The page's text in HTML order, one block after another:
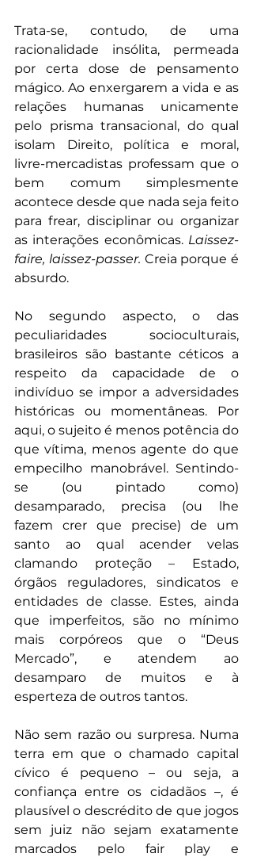
Trata-se, contudo, de uma
racionalidade insólita, permeada
por certa dose de pensamento
mágico. Ao enxergarem a vida e as
relações humanas unicamente
pelo prisma transacional, do qual
isolam Direito, política e moral,
livre-mercadistas professam que o
bem comum simplesmente
acontece desde que nada seja feito
para frear, disciplinar ou organizar
as interações econômicas. Laissez-
faire, laissez-passer. Creia porque é
absurdo.
No segundo aspecto, o das
peculiaridades socioculturais,
brasileiros são bastante céticos a
respeito da capacidade de o
indivíduo se impor a adversidades
históricas ou momentâneas. Por
aqui, o sujeito é menos potência do
que vítima, menos agente do que
empecilho manobrável. Sentindo-
se (ou pintado como)
desamparado, precisa (ou lhe
fazem crer que precise) de um
santo ao qual acender velas
clamando proteção – Estado,
órgãos reguladores, sindicatos e
entidades de classe. Estes, ainda
que imperfeitos, são no mínimo
mais corpóreos que o “Deus
Mercado”, e atendem ao
desamparo de muitos e à
esperteza de outros tantos.
Não sem razão ou surpresa. Numa
terra em que o chamado capital
cívico é pequeno – ou seja, a
confiança entre os cidadãos –, é
plausível o descrédito de que jogos
sem juiz não sejam exatamente
marcados pelo fair play e